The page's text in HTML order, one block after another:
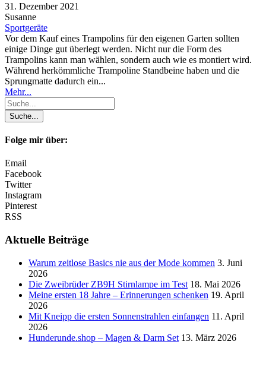
31. Dezember 2021
Susanne
Sportgeräte
Vor dem Kauf eines Trampolins für den eigenen Garten sollten
einige Dinge gut überlegt werden. Nicht nur die Form des
Trampolins kann man wählen, sondern auch wie es montiert wird.
Während herkömmliche Trampoline Standbeine haben und die
Sprungmatte dadurch ein...
Mehr...
Folge mir über:
Email
Facebook
Twitter
Instagram
Pinterest
RSS
Aktuelle Beiträge
Warum zeitlose Basics nie aus der Mode kommen 3. Juni
2026
Die Zweibrüder ZB9H Stirnlampe im Test 18. Mai 2026
Meine ersten 18 Jahre – Erinnerungen schenken 19. April
2026
Mit Kneipp die ersten Sonnenstrahlen einfangen 11. April
2026
Hunderunde.shop – Magen & Darm Set 13. März 2026